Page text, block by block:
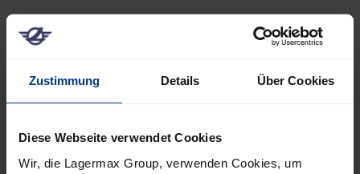
Zustimmung Details Über Cookies
Diese Webseite verwendet Cookies
Wir, die Lagermax Group, verwenden Cookies, um
Betriebslogistikkaufmann (m/w/d)?
Was wirst du lernen?